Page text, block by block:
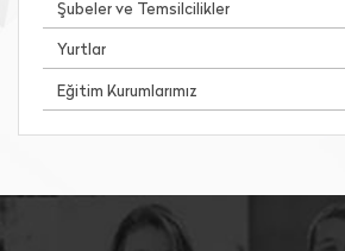
Şubeler ve Temsilcilikler
Yurtlar
Eğitim Kurumlarımız